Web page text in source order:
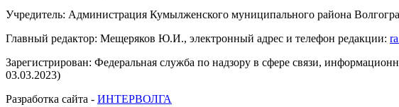
Учредитель: Администрация Кумылженского муниципального района
Главный редактор: Мещеряков Ю.И., электронный адрес и телефон редакции:
Зарегистрирован: Федеральная служба по надзору в сфере связи,
03.03.2023)
Разработка сайта - ИНТЕРВОЛГА